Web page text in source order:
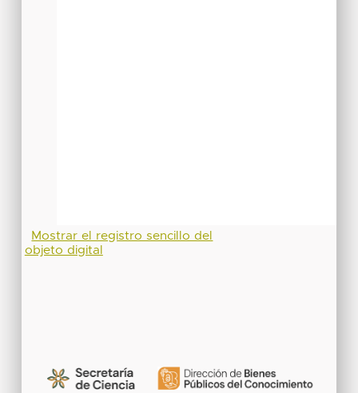
Mostrar el registro sencillo del
objeto digital